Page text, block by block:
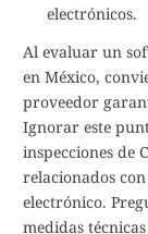
electrónicos.
Al evaluar un
en México,
proveedor
Ignorar este
inspecciones de
relacionados
electrónico.
medidas